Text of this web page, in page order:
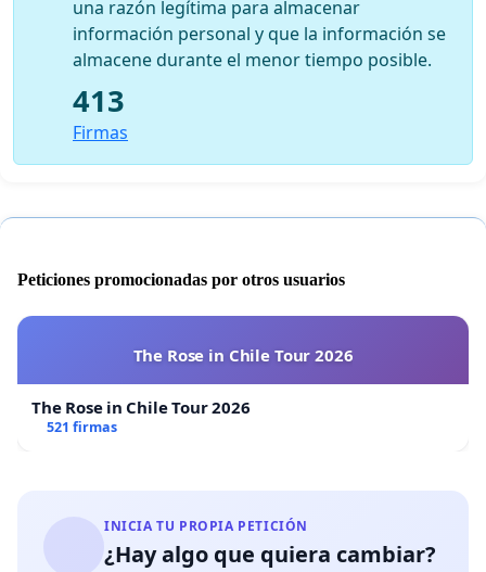
una razón legítima para almacenar
información personal y que la información se
almacene durante el menor tiempo posible.
413
Firmas
Peticiones promocionadas por otros usuarios
The Rose in Chile Tour 2026
The Rose in Chile Tour 2026
521 firmas
INICIA TU PROPIA PETICIÓN
¿Hay algo que quiera cambiar?